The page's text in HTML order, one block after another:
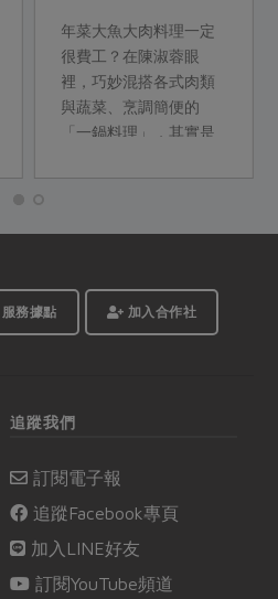
年菜大魚大肉料理一定
很費工？在陳淑蓉眼
裡，巧妙混搭各式肉類
與蔬菜、烹調簡便的
「一鍋料理」，其實是
吃的菜式。這次她運用
少調味、簡單好上手的
服務據點 加入合作社
追蹤我們
訂閱電子報
追蹤Facebook專頁
加入LINE好友
訂閱YouTube頻道